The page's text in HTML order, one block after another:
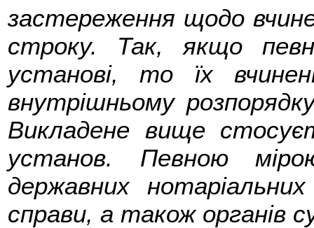
застереження щодо
строку. Так, якщо
установі, то їх
внутрішньому
Викладене вище
установ. Певною
державних
справи, а також органів